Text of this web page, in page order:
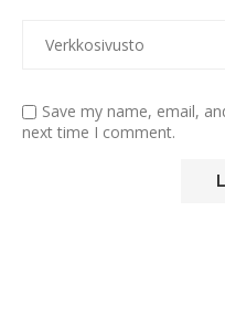
Save my name, email,
next time I comment.